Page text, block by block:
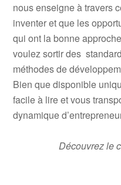
nous enseigne à travers
inventer et que les
qui ont la bonne
voulez sortir des
méthodes de
Bien que disponible
facile à lire et vous
dynamique
Découvrez le